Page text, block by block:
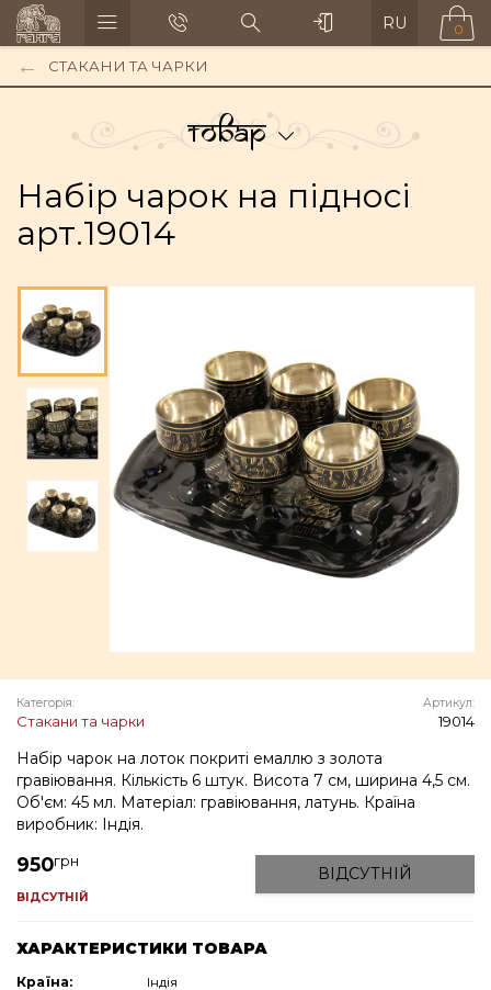
RU 0
СТАКАНИ ТА ЧАРКИ
Товар
Набір чарок на підносі
арт.19014
Категорія:
Стакани та чарки
Артикул:
19014
Набір чарок на лоток покриті емаллю з золота
гравіювання. Кількість 6 штук. Висота 7 см, ширина 4,5 см.
Об'єм: 45 мл. Матеріал: гравіювання, латунь. Країна
виробник: Індія.
950грн
ВІДСУТНІЙ
ВІДСУТНІЙ
ХАРАКТЕРИСТИКИ ТОВАРА
Країна: Індія